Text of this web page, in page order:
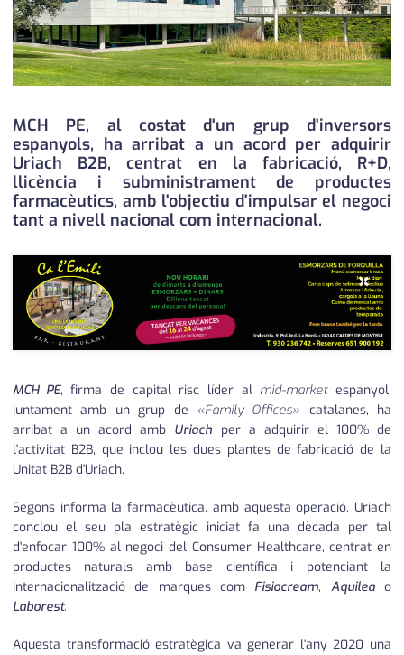
reportatge
salut
serveis
societat
successos
editorial
MCH PE, al costat d'un grup d'inversors
espanyols, ha arribat a un acord per adquirir
Uriach B2B, centrat en la fabricació, R+D,
llicència i subministrament de productes
farmacèutics, amb l'objectiu d'impulsar el negoci
tant a nivell nacional com internacional.
×
MCH PE, firma de capital risc líder al mid-marketespanyol,
juntament amb un grup de «Family Offices» catalanes, ha
arribat a un acord amb Uriach per a adquirir el 100% de
l'activitat B2B, que inclou les dues plantes de fabricació de la
Unitat B2B d'Uriach.
Segons informa la farmacèutica, amb aquesta operació, Uriach
conclou el seu pla estratègic iniciat fa una dècada per tal
d'enfocar 100% al negoci del Consumer Healthcare, centrat en
productes naturals amb base científica i potenciant la
internacionalització de marques com Fisiocream, Aquileao
Laborest.
Aquesta transformació estratègica va generar l'any 2020 una